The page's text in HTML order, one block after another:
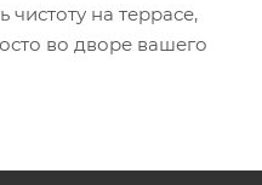
чистоту на террасе,
во дворе вашего